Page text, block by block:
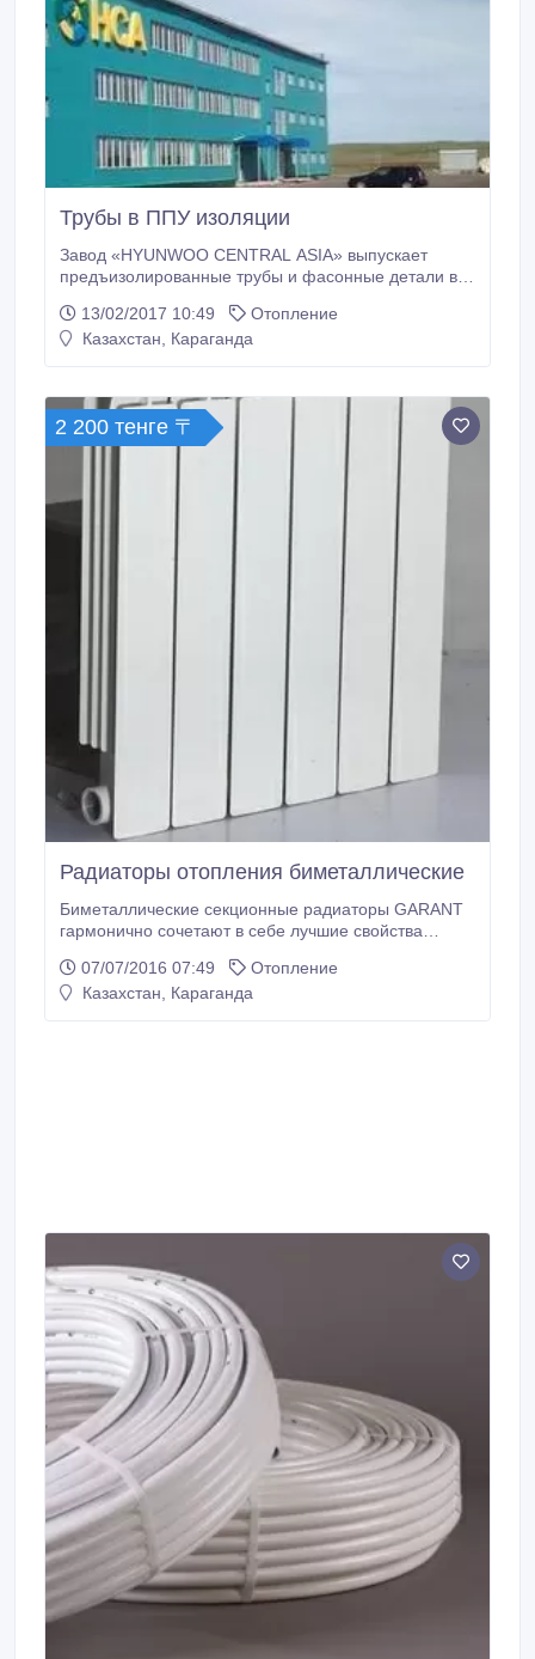
Трубы в ППУ изоляции
Завод «HYUNWOO CENTRAL ASIA» выпускает
предъизолированные трубы и фасонные детали в
полиэтиленовой гидрозащитной оболочкой.
Продукция соответствует международным
Азия) ― Совместный проект Казахстанских и
Южнокорейских инвесторов, имеющих опыт
создания аналогичного производства на территории
13/02/2017 10:49
Отопление
Казахстан, Караганда
2 200 тенге 〒
Радиаторы отопления биметаллические
Биметаллические секционные радиаторы GARANT
гармонично сочетают в себе лучшие свойства
долговечность (средний срок их эксплуатации —
около двадцати лет); 2. высокий уровень
07/07/2016 07:49
Отопление
Казахстан, Караганда